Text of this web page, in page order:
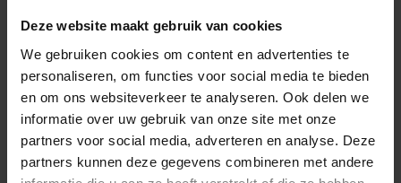
Deze website maakt gebruik van cookies
We gebruiken cookies om content en advertenties te
personaliseren, om functies voor social media te bieden
en om ons websiteverkeer te analyseren. Ook delen we
informatie over uw gebruik van onze site met onze
partners voor social media, adverteren en analyse. Deze
partners kunnen deze gegevens combineren met andere
(Novità!)
89,21 Il
prezzo
originale
era:
€79,29Il
prezzo
attuale
è:
€ 79,29.